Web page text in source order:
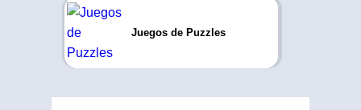
Juegos de Puzzles